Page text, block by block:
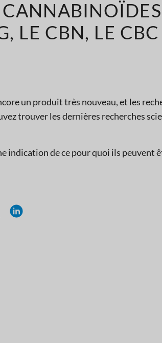
LE CBN, LE
un produit très nouveau, et les
trouver les dernières recherches
indication de ce pour quoi ils peuvent